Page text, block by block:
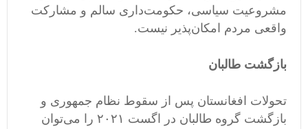
مشروعیت سیاسی، حکومت‌داری سالم و مشارکت
واقعی مردم امکان‌پذیر نیست.
بازگشت طالبان
تحولات افغانستان پس از سقوط نظام جمهوری و
بازگشت گروه طالبان در اگست ۲۰۲۱ را می‌توان